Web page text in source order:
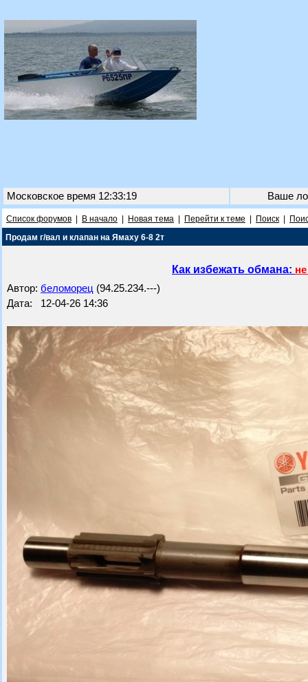
Московское время 12:33:19 Ваше
Список форумов В начало Новая тема Перейти к теме Поиск
Продам г/вал и клапан на Ямаху 6-8 2т
Как избежать обмана:
Автор: беломорец (94.25.234.---)
Дата: 12-04-26 14:36